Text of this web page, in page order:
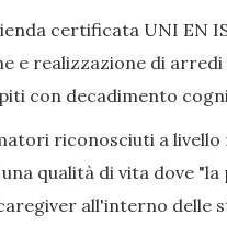
certificata UNI EN
e realizzazione di
con decadimento
riconosciuti a
qualità di vita dove
all'interno delle